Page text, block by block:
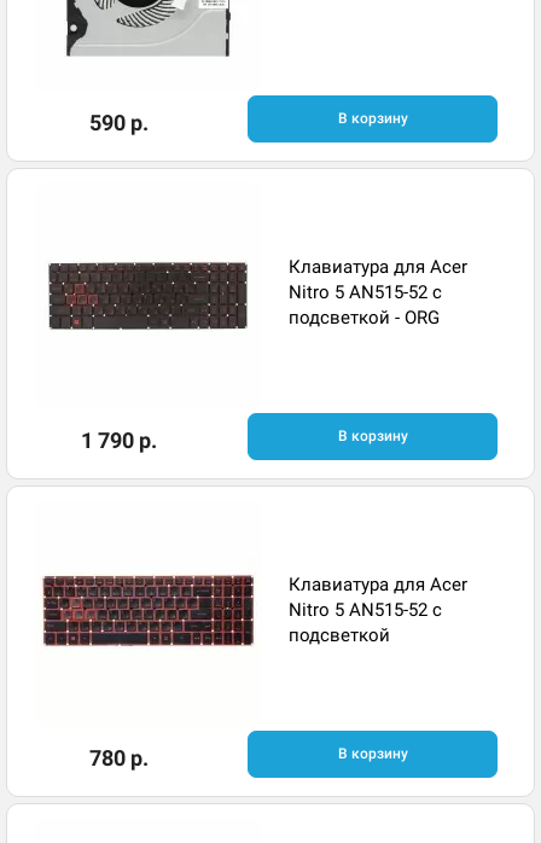
590 р. В корзину
Клавиатура для Acer
Nitro 5 AN515-52 с
подсветкой - ORG
1 790 р. В корзину
Клавиатура для Acer
Nitro 5 AN515-52 с
подсветкой
780 р. В корзину